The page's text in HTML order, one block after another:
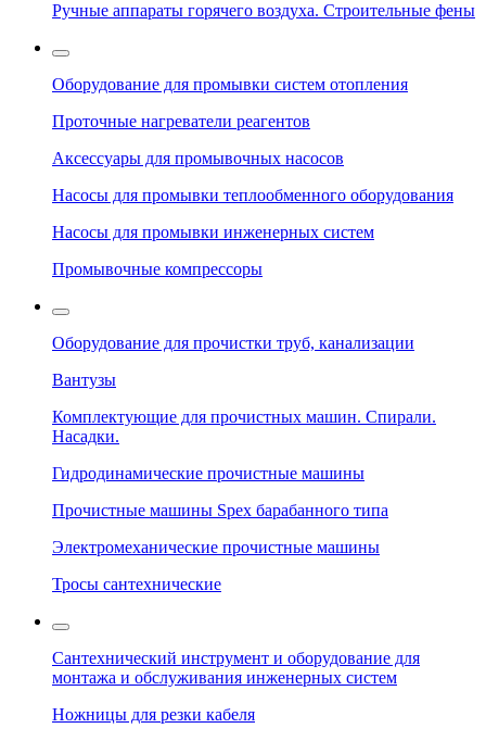
Ручные аппараты горячего воздуха. Строительные фены
Оборудование для промывки систем отопления
Проточные нагреватели реагентов
Аксессуары для промывочных насосов
Насосы для промывки теплообменного оборудования
Насосы для промывки инженерных систем
Промывочные компрессоры
Оборудование для прочистки труб, канализации
Вантузы
Комплектующие для прочистных машин. Спирали.
Насадки.
Гидродинамические прочистные машины
Прочистные машины Spex барабанного типа
Электромеханические прочистные машины
Тросы сантехнические
Сантехнический инструмент и оборудование для
монтажа и обслуживания инженерных систем
Ножницы для резки кабеля